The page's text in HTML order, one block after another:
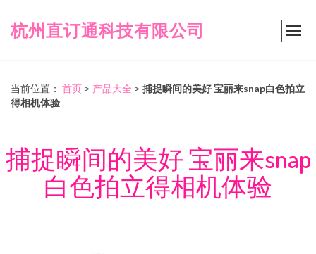
杭州直订通科技有限公司
当前位置： 首页 > 产品大全 > 捕捉瞬间的美好 宝丽来snap白色拍立
得相机体验
捕捉瞬间的美好 宝丽来snap
白色拍立得相机体验